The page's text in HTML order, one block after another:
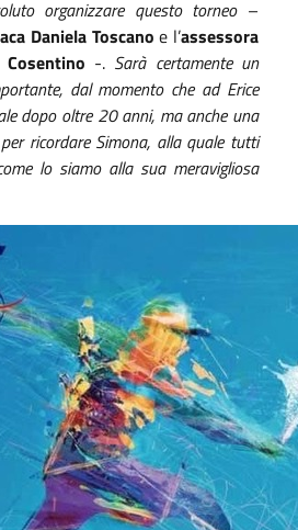
organizzare questo torneo–
Daniela Toscano e l’assessora
-. Sarà certamente un
dal momento che ad Erice
dopo oltre 20 anni, ma anche una
ricordare Simona, alla quale tutti
lo siamo alla sua meravigliosa